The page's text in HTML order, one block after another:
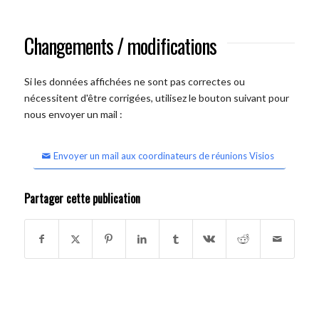
Changements / modifications
Si les données affichées ne sont pas correctes ou
nécessitent d'être corrigées, utilisez le bouton suivant pour
nous envoyer un mail :
Envoyer un mail aux coordinateurs de réunions Visios
Partager cette publication